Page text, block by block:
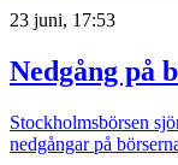
23 juni, 17:53
Nedgång på
Stockholmsbörsen
nedgångar på